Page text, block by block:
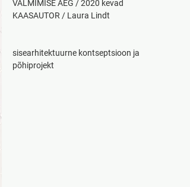
VALMIMISE AEG / 2020 kevad
KAASAUTOR / Laura Lindt
​sisearhitektuurne kontseptsioon ja
põhiprojekt